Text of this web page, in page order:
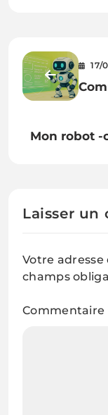
17/
Comment
Mon robot -
Laisser un
Votre adresse
champs
Commentaire